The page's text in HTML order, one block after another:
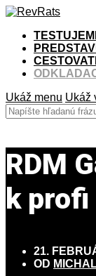
Ukáž menu Ukáž
RDM
k
21.
OD